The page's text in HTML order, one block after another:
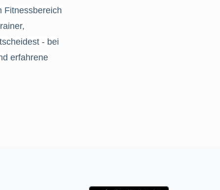
Fitnessbereich
- bei
erfahrene